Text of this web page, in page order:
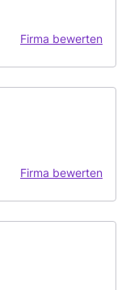
Firma bewerten
Firma bewerten